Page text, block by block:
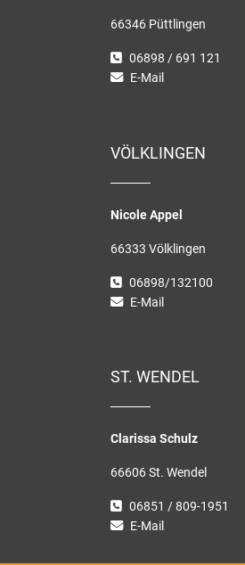
66346 Püttlingen
06898 / 691 121
E-Mail
VÖLKLINGEN
Nicole Appel
66333 Völklingen
06898/132100
E-Mail
ST. WENDEL
Clarissa Schulz
66606 St. Wendel
06851 / 809-1951
E-Mail